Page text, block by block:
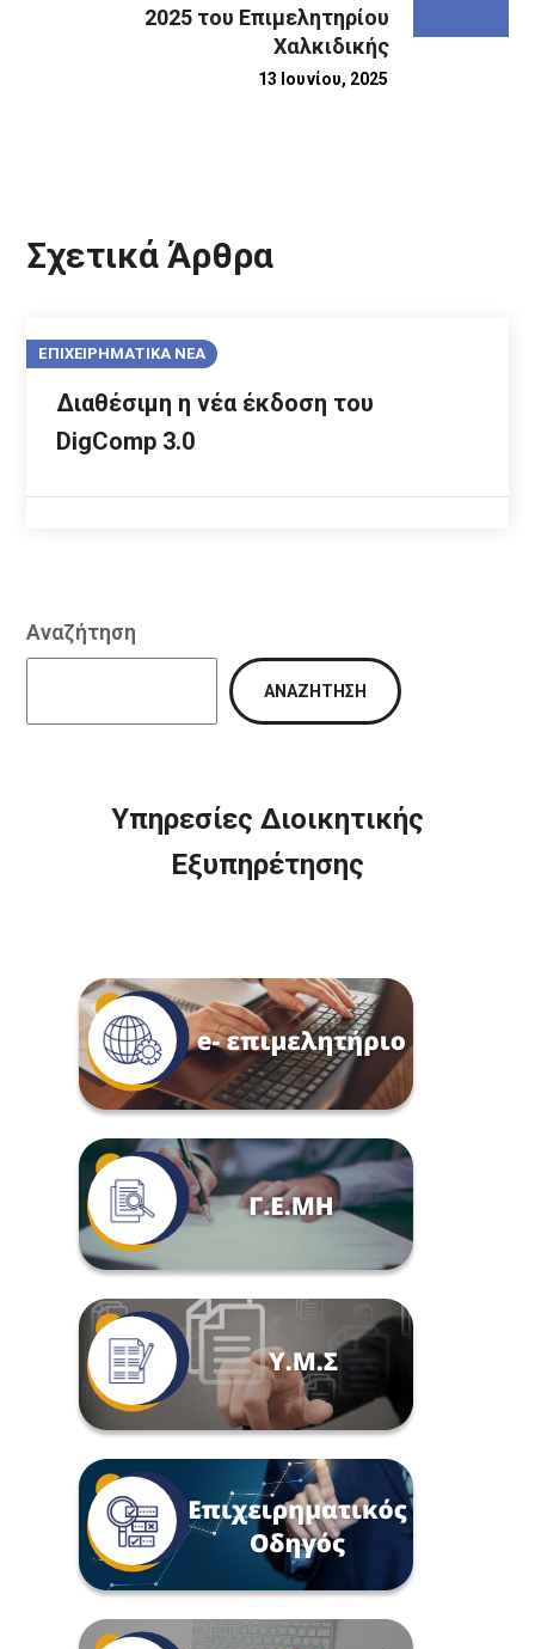
2025 του Επιμελητηρίου
Χαλκιδικής
13 Ιουνίου, 2025
Σχετικά Άρθρα
ΕΠΙΧΕΙΡΗΜΑΤΙΚΑ ΝΕΑ
Διαθέσιμη η νέα έκδοση του
DigComp 3.0
Αναζήτηση
ΑΝΑΖΉΤΗΣΗ
Υπηρεσίες Διοικητικής
Εξυπηρέτησης